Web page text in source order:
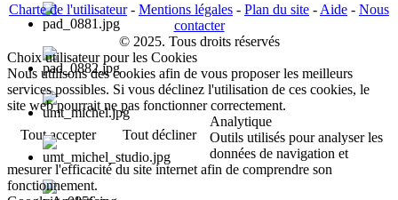
Charte de l'utilisateur- Mentions légales - Plan du site - Aide - Nous
contacter
© 2025. Tous droits réservés
Choix utilisateur pour les Cookies
Nous utilisons des cookies afin de vous proposer les meilleurs
services possibles. Si vous déclinez l'utilisation de ces cookies, le
site web pourrait ne pas fonctionner correctement.
Tout accepter
Tout décliner
Analytique
Outils utilisés pour analyser les
données de navigation et
mesurer l'efficacité du site internet afin de comprendre son
fonctionnement.